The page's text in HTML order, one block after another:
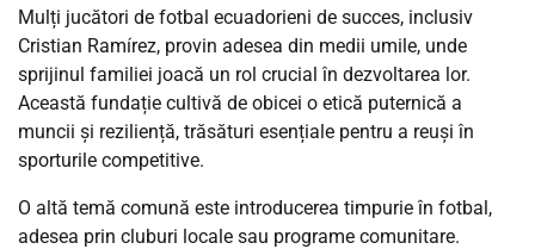
Mulți jucători de fotbal ecuadorieni de succes, inclusiv
Cristian Ramírez, provin adesea din medii umile, unde
sprijinul familiei joacă un rol crucial în dezvoltarea lor.
Această fundație cultivă de obicei o etică puternică a
muncii și reziliență, trăsături esențiale pentru a reuși în
sporturile competitive.
O altă temă comună este introducerea timpurie în fotbal,
adesea prin cluburi locale sau programe comunitare.